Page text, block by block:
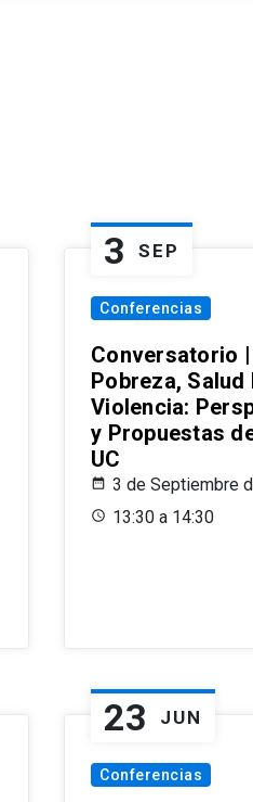
3 SEP
Conferencias
Conversatorio |
Pobreza, Salud
Violencia:
y Propuestas
UC
3 de Septiembre
13:30 a 14:30
23 JUN
Conferencias